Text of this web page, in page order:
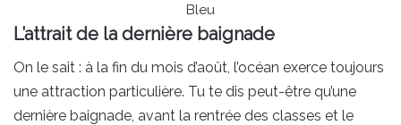
Bleu
L’attrait de la dernière baignade
On le sait : à la fin du mois d’août, l’océan exerce toujours
une attraction particulière. Tu te dis peut-être qu’une
dernière baignade, avant la rentrée des classes et le